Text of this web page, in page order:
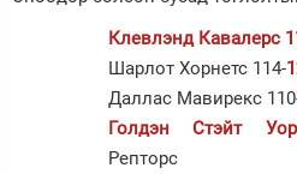
Клевлэнд Кавалерс
Шарлот Хорнетс 114-
Даллас Мавирекс
Голдэн Стэйт
Репторс